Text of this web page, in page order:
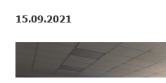
15.09.2021